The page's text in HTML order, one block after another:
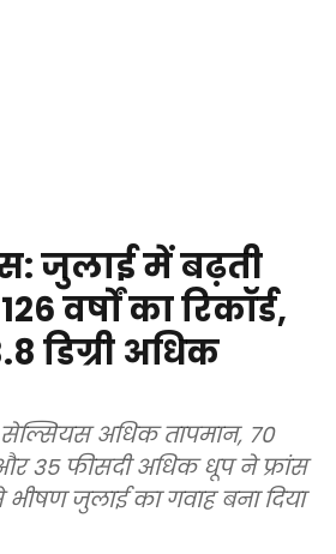
जुलाई में बढ़ती
वर्षों का रिकॉर्ड,
डिग्री अधिक
सेल्सियस अधिक तापमान, 70
35 फीसदी अधिक धूप ने फ्रांस
भीषण जुलाई का गवाह बना दिया